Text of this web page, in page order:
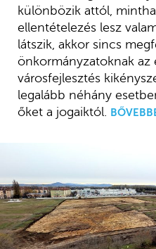
különbözik attól,
ellentételezés lesz
látszik, akkor sincs
önkormányzatoknak az
városfejlesztés
legalább néhány
őket a jogaiktól.